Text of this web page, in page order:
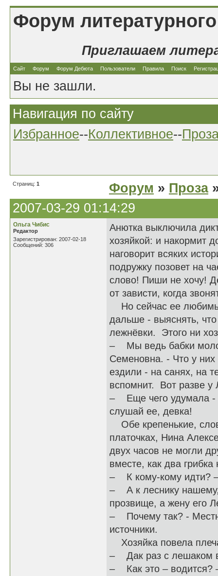
Форум
Приглашаем
Сайт Форум Форум Дебюта Пользователи Правила Поиск
Вы не зашли.
Навигация по сайту
Избранное--Коллективное--
Страниц: 1 Форум » Проза
2007-03-29 01:14:29
Ольга Чибис
Редактор
Зарегистрирован: 2007-02-18
Сообщений: 306
Анютка выключила
хозяйкой: и накормит
наговорит всяких
подружку позовет на
слово! Пиши не хочу!
от зависти, когда
Но сейчас ее
дальше - выяснять,
лежнёвки. Этого ни
– Мы ведь бабки
Семеновна. - Что у них
ездили - на санях, на
вспомнит. Вот разве у
– Еще чего удумала -
слушай ее, девка!
Обе крепенькие,
платочках, Нина
двух часов не могли
вместе, как два
– К кому-кому идти? –
– А к леснику
прозвище, а жену его
– Почему так? -
источники.
Хозяйка повела
– Дак раз с лешаком
– Как это – водится?